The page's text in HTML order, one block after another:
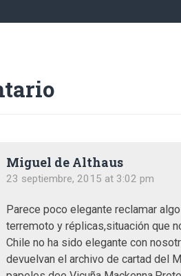
Miguel de Althaus
23 septiembre, 2015 at 3:02 pm
Parece poco elegante reclamar
terremoto y réplicas,situación que
Chile no ha sido elegante con
devuelvan el archivo de cartad del